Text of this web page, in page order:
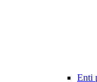
Enti